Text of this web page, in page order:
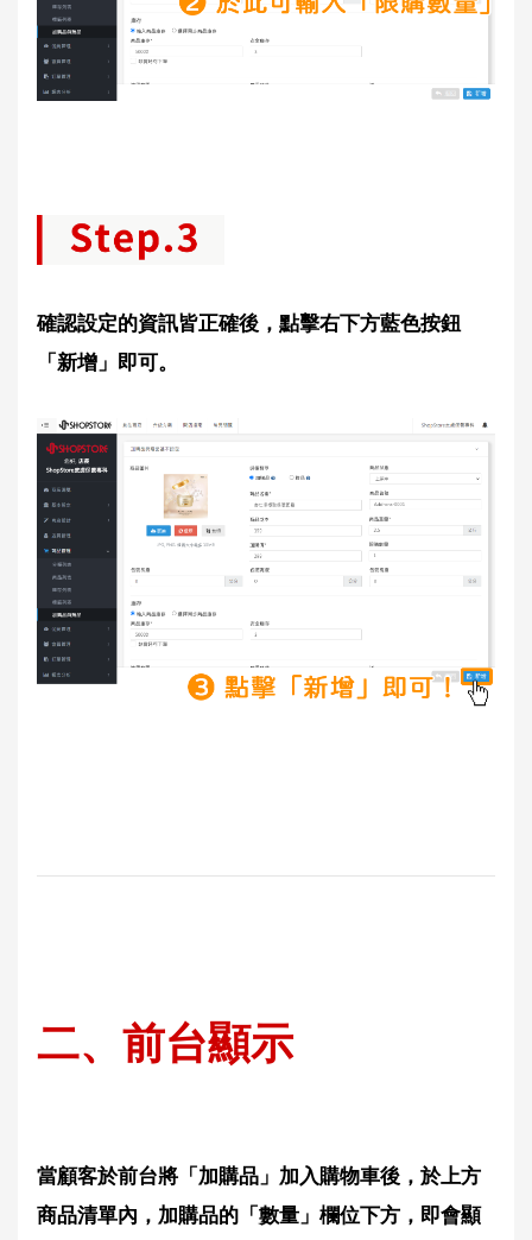
確認設定的資訊皆正確後，點擊右下方藍色按鈕
「新增」即可。
二、前台顯示
當顧客於前台將「加購品」加入購物車後，於上方
商品清單內，加購品的「數量」欄位下方，即會顯